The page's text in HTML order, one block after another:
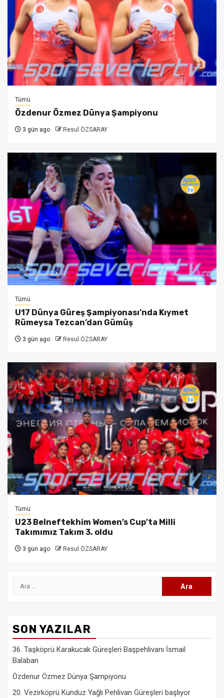
Tümü
Özdenur Özmez Dünya Şampiyonu
3 gün ago Resul ÖZSARAY
Tümü
U17 Dünya Güreş Şampiyonası’nda Kıymet
Rümeysa Tezcan’dan Gümüş
3 gün ago Resul ÖZSARAY
Tümü
U23 Belneftekhim Women’s Cup’ta Milli
Takımımız Takım 3. oldu
3 gün ago Resul ÖZSARAY
Arama:
SON YAZILAR
36. Taşköprü Karakucak Güreşleri Başpehlivanı İsmail
Balaban
Özdenur Özmez Dünya Şampiyonu
20. Vezirköprü Kunduz Yağlı Pehlivan Güreşleri başlıyor